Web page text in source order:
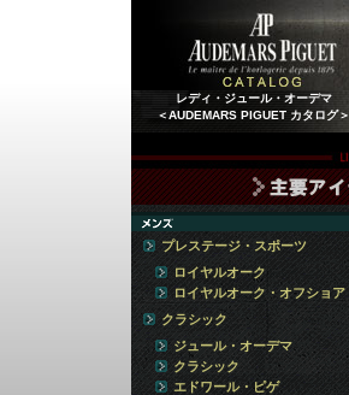
レディ・ジュール・オーデマ
＜AUDEMARS PIGUET カタログ＞
プレステージ・スポーツ
ロイヤルオーク
ロイヤルオーク・オフショア
クラシック
ジュール・オーデマ
クラシック
エドワール・ピゲ